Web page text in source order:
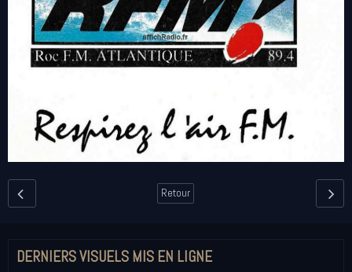
Retour
DERNIERS VISUELS MIS EN LIGNE